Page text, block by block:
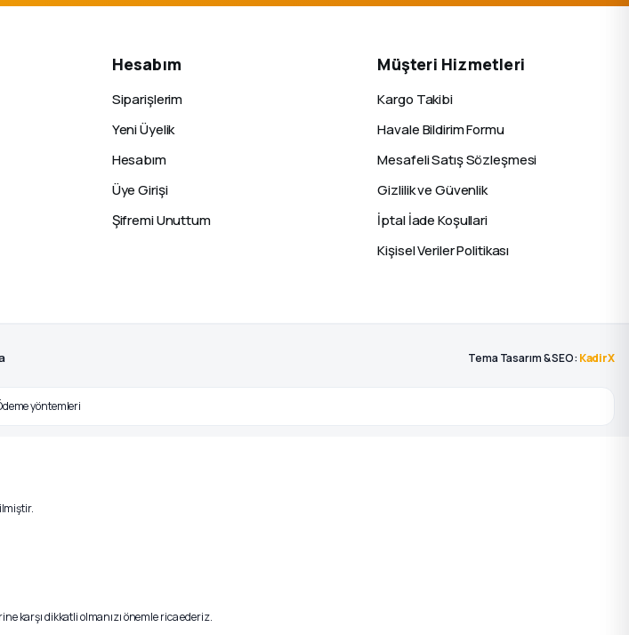
Hesabım
Siparişlerim
Yeni Üyelik
Hesabım
Üye Girişi
Şifremi Unuttum
Müşteri Hizmetleri
Kargo Takibi
Havale Bildirim Formu
Mesafeli Satış Sözleşmesi
Gizlilik ve Güvenlik
İptal İade Koşullari
Kişisel Veriler Politikası
Tema Tasarım & SEO: KadirX
karşı dikkatli olmanızı önemle rica ederiz.